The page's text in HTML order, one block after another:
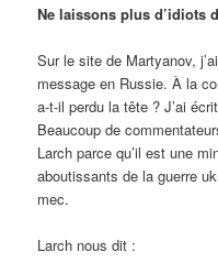
Ne laissons plus d’idiots
Sur le site de Martyanov,
message en Russie. À la
a-t-il perdu la tête ? J’ai
Beaucoup de
Larch parce qu’il est une
aboutissants de la guerre
mec.
Larch nous dit :